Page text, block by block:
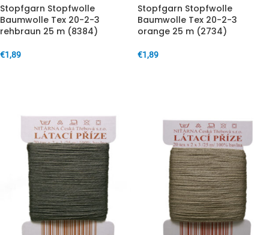
Stopfgarn Stopfwolle
Baumwolle Tex 20-2-3
rehbraun 25 m (8384)
€1,89
Stopfgarn Stopfwolle
Baumwolle Tex 20-2-3
orange 25 m (2734)
€1,89